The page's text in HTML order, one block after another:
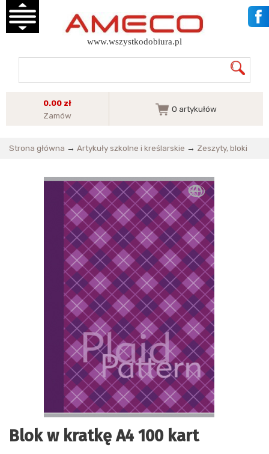
www.wszystkodobiura.pl
0.00 zł
Zamów
0 artykułów
Strona główna → Artykuły szkolne i kreślarskie → Zeszyty, bloki
Blok w kratkę A4 100 kart